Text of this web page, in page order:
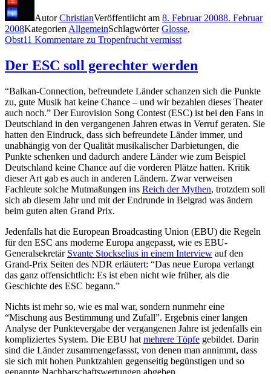
AutorChristianVeröffentlicht am 8. Februar 20088. Februar
2008Kategorien AllgemeinSchlagwörterGlosse,
Obst11 Kommentare zu Tropenfrucht vermisst
Der ESC soll gerechter werden
“Balkan-Connection, befreundete Länder schanzen sich die Punkte
zu, gute Musik hat keine Chance – und wir bezahlen dieses Theater
auch noch.” Der Eurovision Song Contest (ESC) ist bei den Fans in
Deutschland in den vergangenen Jahren etwas in Verruf geraten. Sie
hatten den Eindruck, dass sich befreundete Länder immer, und
unabhängig von der Qualität musikalischer Darbietungen, die
Punkte schenken und dadurch andere Länder wie zum Beispiel
Deutschland keine Chance auf die vorderen Plätze hatten. Kritik
dieser Art gab es auch in anderen Ländern. Zwar verweisen
Fachleute solche Mutmaßungen ins Reich der Mythen, trotzdem soll
sich ab diesem Jahr und mit der Endrunde in Belgrad was ändern
beim guten alten Grand Prix.
Jedenfalls hat die European Broadcasting Union (EBU) die Regeln
für den ESC ans moderne Europa angepasst, wie es EBU-
Generalsekretär Svante Stockselius in einem Interview auf den
Grand-Prix Seiten des NDR erläutert: “Das neue Europa verlangt
das ganz offensichtlich: Es ist eben nicht wie früher, als die
Geschichte des ESC begann.”
Nichts ist mehr so, wie es mal war, sondern nunmehr eine
“Mischung aus Bestimmung und Zufall”. Ergebnis einer langen
Analyse der Punktevergabe der vergangenen Jahre ist jedenfalls ein
kompliziertes System. Die EBU hat mehrere Töpfe gebildet. Darin
sind die Länder zusammengefassst, von denen man annimmt, dass
sie sich mit hohen Punktzahlen gegenseitig begünstigen und so
genannte Nachbarschaftswertungen abgeben.